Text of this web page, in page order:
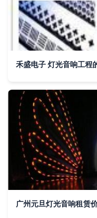
禾盛电子 灯光音响工程